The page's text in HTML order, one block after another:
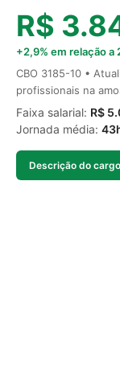
R$
+2,9% em relação a
CBO 3185-10 •
profissionais na
Faixa salarial: R$
Jornada média:
Descrição do cargo